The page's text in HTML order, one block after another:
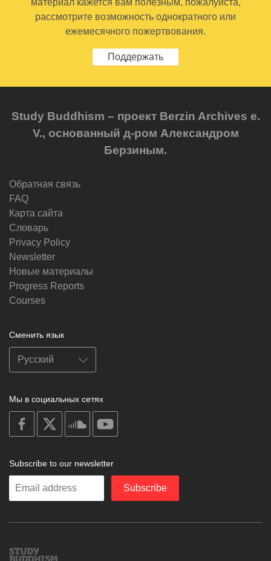
рассмотрите возможность однократного или
ежемесячного пожертвования.
Поддержать
Study Buddhism – проект Berzin Archives e.
V., основанный д-ром Александром
Берзиным.
Обратная связь
FAQ
Карта сайта
Словарь
Privacy Policy
Newsletter
Новые материалы
Progress Reports
Courses
Сменить язык
Мы в социальных сетях
on
facebook
soundcloud
Subscribe to our newsletter
Enter
Subscribe
Study